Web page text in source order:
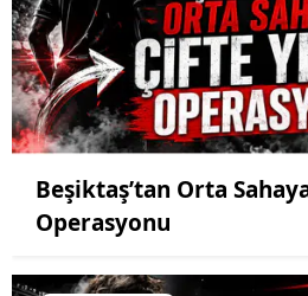
Beşiktaş’tan Orta
Operasyonu